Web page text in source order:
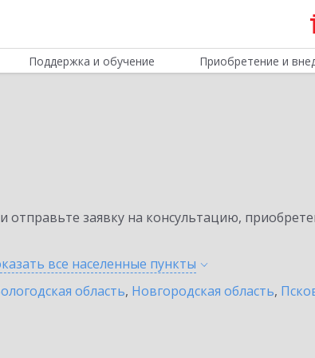
Поддержка и обучение Приобретение и
заявку на консультацию,
все населенные пункты
область, Новгородская область,